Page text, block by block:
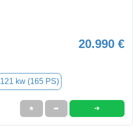
20.990 €
121 kw (165 PS)
★ ➦ ➜